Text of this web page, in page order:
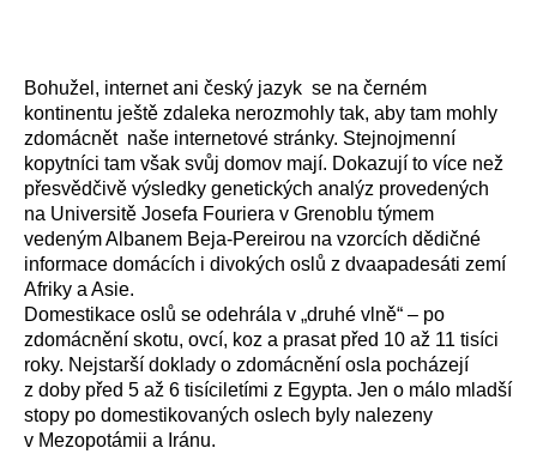
Bohužel, internet ani český jazyk se na černém
kontinentu ještě zdaleka nerozmohly tak, aby tam mohly
zdomácnět naše internetové stránky. Stejnojmenní
kopytníci tam však svůj domov mají. Dokazují to více než
přesvědčivě výsledky genetických analýz provedených
na Universitě Josefa Fouriera v Grenoblu týmem
vedeným Albanem Beja-Pereirou na vzorcích dědičné
informace domácích i divokých oslů z dvaapadesáti zemí
Afriky a Asie.
Domestikace oslů se odehrála v „druhé vlně“ – po
zdomácnění skotu, ovcí, koz a prasat před 10 až 11 tisíci
roky. Nejstarší doklady o zdomácnění osla pocházejí
z doby před 5 až 6 tisíciletími z Egypta. Jen o málo mladší
stopy po domestikovaných oslech byly nalezeny
v Mezopotámii a Iránu.